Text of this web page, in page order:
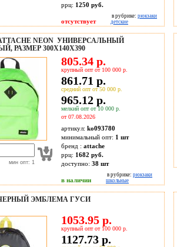
ррц: 1250 руб.
отсутствует
в рубрике: рюкзаки
детские
NEON УНИВЕРСАЛЬНЫЙ
РАЗМЕР 300X140X390
мин опт: 1
805.34 р.
крупный опт от 100 000 р.
861.71 р.
средний опт от 50 000 р.
965.12 р.
мелкий опт от 10 000 р.
от 07.08.2026
артикул: ko093780
минимальный опт: 1 шт
бренд : attache
ррц: 1682 руб.
доступно: 38 шт
в наличии
в рубрике: рюкзаки
школьные
ЭМБЛЕМА ГУСИ
1053.95 р.
крупный опт от 100 000 р.
1127.73 р.